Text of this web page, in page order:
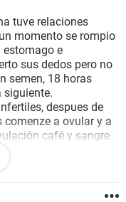
tuve relaciones
momento se rompio
estomago e
sus dedos pero no
semen, 18 horas
siguiente.
despues de
a ovular y a
café y sangre
si es la pastilla o si es